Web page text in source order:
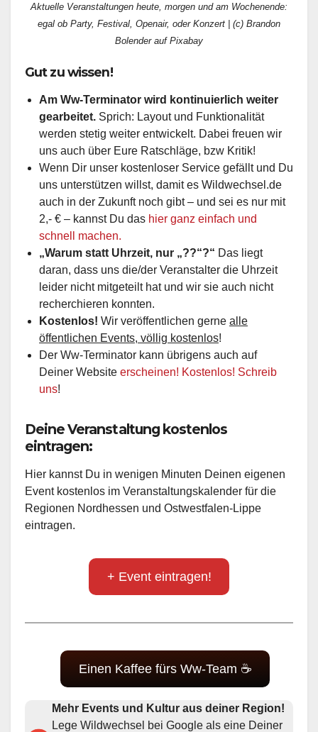
Aktuelle Veranstaltungen heute, morgen und am Wochenende:
egal ob Party, Festival, Openair, oder Konzert | (c) Brandon
Bolender auf Pixabay
Gut zu wissen!
Am Ww-Terminator wird kontinuierlich weiter
gearbeitet. Sprich: Layout und Funktionalität
werden stetig weiter entwickelt. Dabei freuen wir
uns auch über Eure Ratschläge, bzw Kritik!
Wenn Dir unser kostenloser Service gefällt und Du
uns unterstützen willst, damit es Wildwechsel.de
auch in der Zukunft noch gibt – und sei es nur mit
2,- € – kannst Du das hier ganz einfach und
schnell machen.
„Warum statt Uhrzeit, nur „??“?“ Das liegt
daran, dass uns die/der Veranstalter die Uhrzeit
leider nicht mitgeteilt hat und wir sie auch nicht
recherchieren konnten.
Kostenlos! Wir veröffentlichen gerne alle
öffentlichen Events, völlig kostenlos!
Der Ww-Terminator kann übrigens auch auf
Deiner Website erscheinen! Kostenlos! Schreib
uns!
Deine Veranstaltung kostenlos
eintragen:
Hier kannst Du in wenigen Minuten Deinen eigenen
Event kostenlos im Veranstaltungskalender für die
Regionen Nordhessen und Ostwestfalen-Lippe
eintragen.
+ Event eintragen!
Einen Kaffee fürs Ww-Team ☕
Mehr Events und Kultur aus deiner Region!
Lege Wildwechsel bei Google als eine Deiner